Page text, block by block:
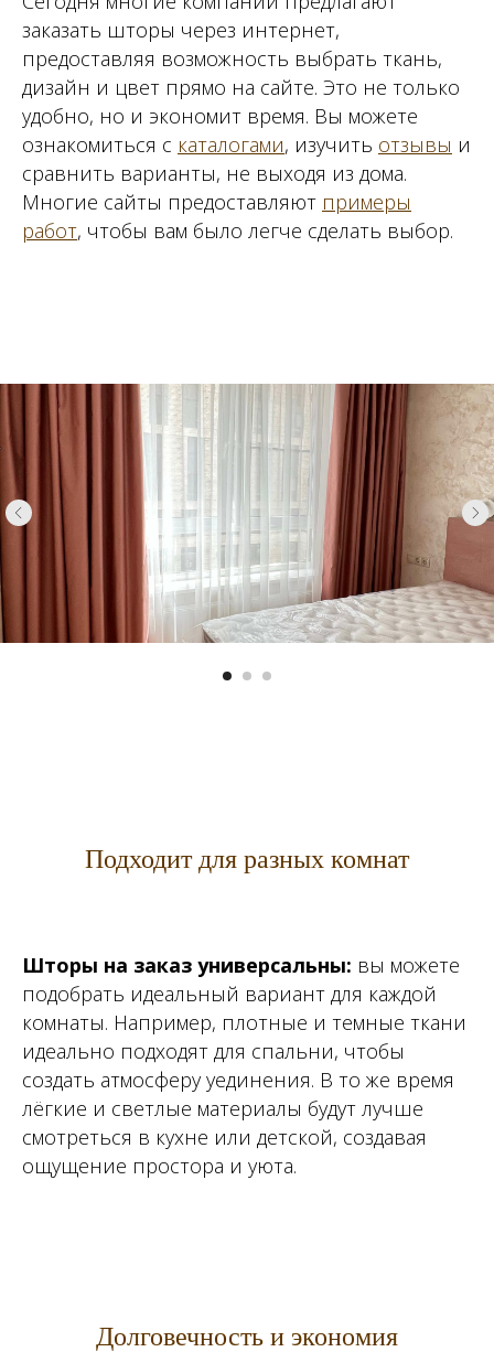
заказать шторы через интернет,
предоставляя возможность выбрать ткань,
дизайн и цвет прямо на сайте. Это не только
удобно, но и экономит время. Вы можете
ознакомиться с каталогами, изучить отзывы и
сравнить варианты, не выходя из дома.
Многие сайты предоставляют примеры
работ, чтобы вам было легче сделать выбор.
Подходит для разных комнат
Шторы на заказ универсальны: вы можете
подобрать идеальный вариант для каждой
комнаты. Например, плотные и темные ткани
идеально подходят для спальни, чтобы
создать атмосферу уединения. В то же время
лёгкие и светлые материалы будут лучше
смотреться в кухне или детской, создавая
ощущение простора и уюта.
Долговечность и экономия